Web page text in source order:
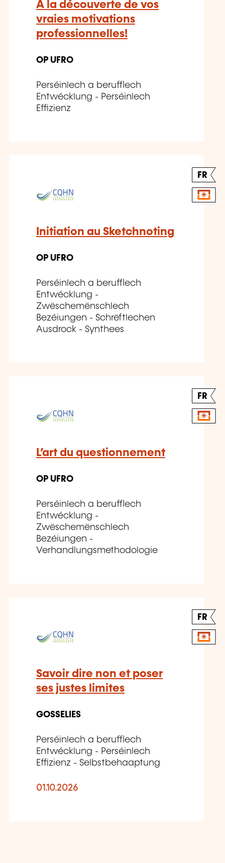
A la découverte de vos
vraies motivations
professionnelles!
OP UFRO
Perséinlech a berufflech
Entwécklung - Perséinlech
Effizienz
FR
Initiation au Sketchnoting
OP UFRO
Perséinlech a berufflech
Entwécklung -
Zwëschemënschlech
Bezéiungen - Schrëftlechen
Ausdrock - Synthees
FR
L’art du questionnement
OP UFRO
Perséinlech a berufflech
Entwécklung -
Zwëschemënschlech
Bezéiungen -
Verhandlungsmethodologie
FR
Savoir dire non et poser
ses justes limites
GOSSELIES
Perséinlech a berufflech
Entwécklung - Perséinlech
Effizienz - Selbstbehaaptung
01.10.2026